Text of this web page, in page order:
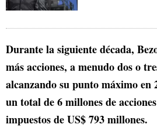
Durante la siguiente década,
más acciones, a menudo dos o
alcanzando su punto máximo en
un total de 6 millones de
impuestos de US$ 793 millones.